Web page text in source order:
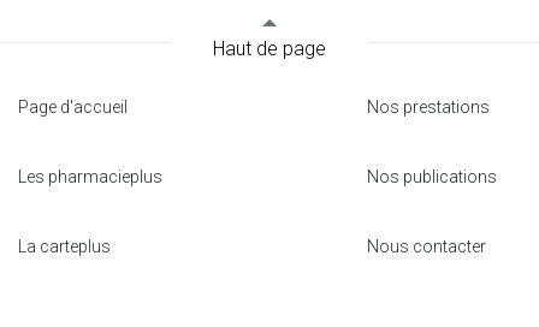
Haut de page
Page d'accueil
Les pharmacieplus
La carteplus
Nos prestations
Nos publications
Nous contacter